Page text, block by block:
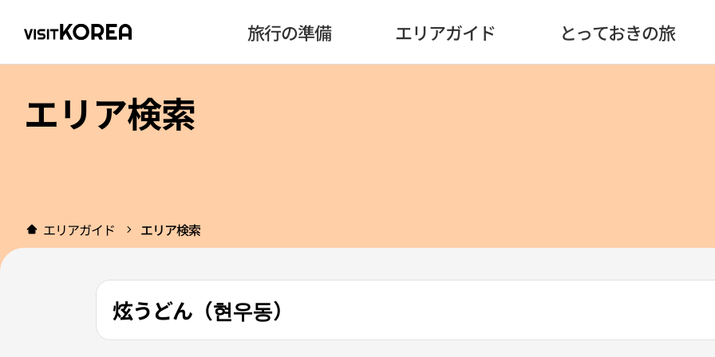
旅行の準備 エリアガイド とっておきの旅
エリア検索
エリアガイド エリア検索
炫うどん（현우동）